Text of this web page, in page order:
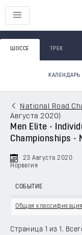
ШОССЕ ТРЕК
КАЛЕНДАРЬ
National Road
Августа 2020)
Men Elite -
Championships -
23 Августа 2020
Норвегия
СОБЫТИЕ
Общая классификация
Страница 1 из 1.